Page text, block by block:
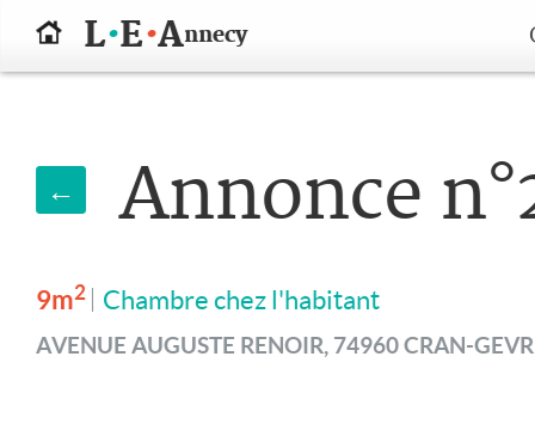
L.E.Annecy
← Annonce
9m2 Chambre chez l'habitant
AVENUE AUGUSTE RENOIR, 74960 CRAN-